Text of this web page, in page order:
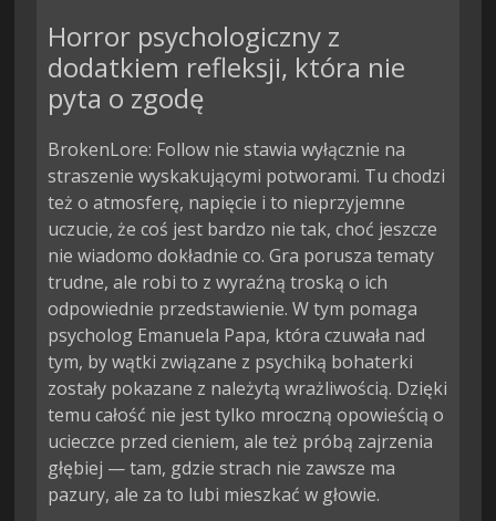
Horror psychologiczny z
dodatkiem refleksji, która nie
pyta o zgodę
BrokenLore: Follow nie stawia wyłącznie na
straszenie wyskakującymi potworami. Tu chodzi
też o atmosferę, napięcie i to nieprzyjemne
uczucie, że coś jest bardzo nie tak, choć jeszcze
nie wiadomo dokładnie co. Gra porusza tematy
trudne, ale robi to z wyraźną troską o ich
odpowiednie przedstawienie. W tym pomaga
psycholog Emanuela Papa, która czuwała nad
tym, by wątki związane z psychiką bohaterki
zostały pokazane z należytą wrażliwością. Dzięki
temu całość nie jest tylko mroczną opowieścią o
ucieczce przed cieniem, ale też próbą zajrzenia
głębiej — tam, gdzie strach nie zawsze ma
pazury, ale za to lubi mieszkać w głowie.